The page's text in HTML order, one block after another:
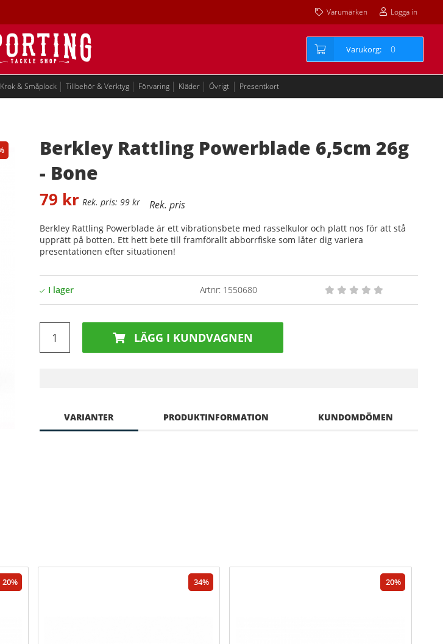
Varumärken Logga in
0
Krok & Småplock Tillbehör & Verktyg Förvaring Kläder Övrigt Presentkort
Berkley Rattling Powerblade 6,5cm 26g
- Bone
99kr
79 kr
Berkley Rattling Powerblade är ett vibrationsbete med rasselkulor och platt nos för att stå
upprätt på botten. Ett hett bete till framförallt abborrfiske som låter dig variera
presentationen efter situationen!
Artnr: 1550680
LÄGG I KUNDVAGNEN
VARIANTER PRODUKTINFORMATION KUNDOMDÖMEN
20 34 20